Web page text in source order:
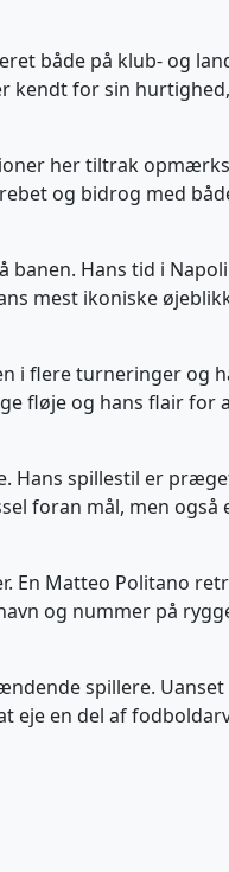
både på klub- og
kendt for sin
her tiltrak
og bidrog med
banen. Hans tid i
mest ikoniske
i flere turneringer og
fløje og hans flair for
Hans spillestil er
foran mål, men også
En Matteo Politano
og nummer på
spillere. Uanset
eje en del af